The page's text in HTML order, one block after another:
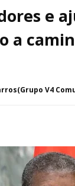
e
a
V4